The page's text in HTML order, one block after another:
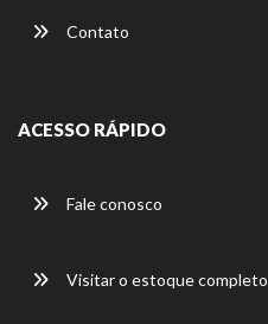
Contato
ACESSO RÁPIDO
Fale conosco
Visitar o estoque completo